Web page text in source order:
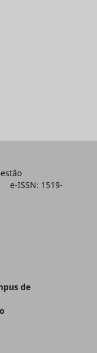
ISSN: 1519-
de